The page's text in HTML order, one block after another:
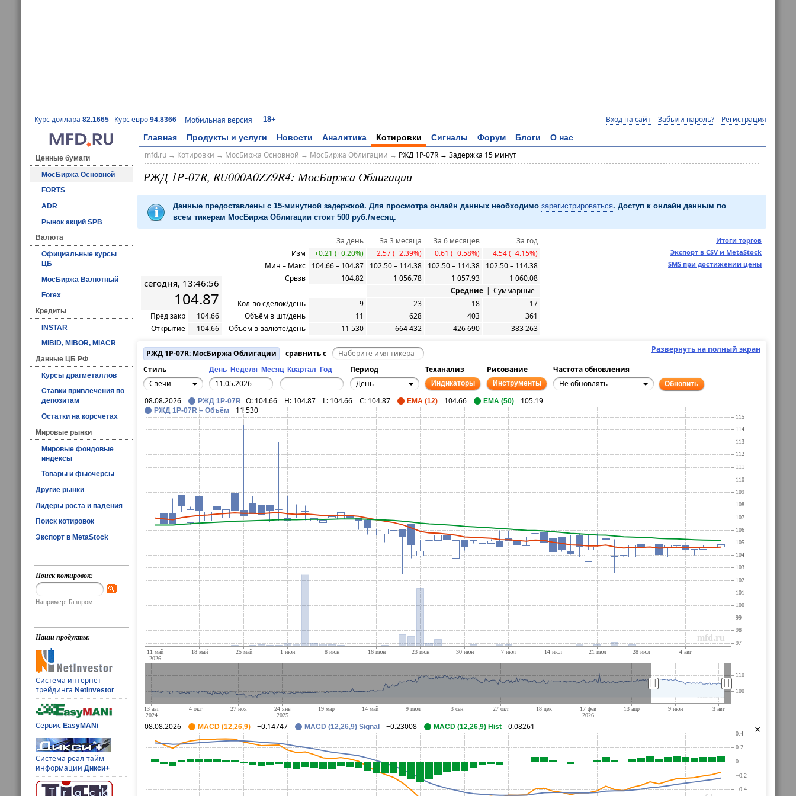
Курс доллара 82.1665 Курс евро 94.8366 Мобильная версия 18+ Вход на сайт Забыли пароль? Регистрация
Главная Продукты и услуги Новости Аналитика Котировки Сигналы Форум Блоги О нас
Ценные бумаги
МосБиржа Основной
FORTS
ADR
Рынок акций SPB
Валюта
Официальные курсы
ЦБ
МосБиржа Валютный
Forex
Кредиты
INSTAR
MIBID, MIBOR, MIACR
Данные ЦБ РФ
Курсы драгметаллов
Ставки привлечения по
депозитам
Остатки на корсчетах
Мировые рынки
Мировые фондовые
индексы
Товары и фьючерсы
Другие рынки
Лидеры роста и падения
Поиск котировок
Экспорт в MetaStock
Поиск котировок:
Например: Газпром
Наши продукты:
Система интернет-
трейдингаNetInvestor
СервисEasyMANi
Система реал-тайм
информацииДикси+
mfd.ru→ Котировки → МосБиржа Основной → МосБиржа Облигации → РЖД 1Р-07R → Задержка 15 минут
РЖД 1Р-07R, RU000A0ZZ9R4: МосБиржа Облигации
Данные предоставлены с 15-минутной задержкой. Для просмотра онлайн данных необходимо зарегистрироваться. Доступ к онлайн данным по
всем тикерам МосБиржа Облигации стоит 500 руб./месяц.
Итоги торгов
Экспорт в CSV и MetaStock
SMS при достижении цены
сегодня, 13:46:56
104.87
Пред закр
104.66
Открытие
104.66
За день За 3 месяца За 6 месяцев
За год
Изм
+0.21 (+0.20%) −2.57 (−2.39%) −0.61 (−0.58%)
−4.54 (−4.15%)
Мин – Макс
104.66 – 104.87 102.50 – 114.38 102.50 – 114.38
102.50 – 114.38
Срвзв
104.82 1 056.78 1 057.93
1 060.08
Средние | Суммарные
Кол-во сделок/день
9 23 18
17
Объём в шт/день
11 628 403
361
Объём в валюте/день
11 530 664 432 426 690 383 263
Развернуть на полный экран
РЖД 1Р-07R: МосБиржа Облигации
сравнить с
Стиль
День Неделя Месяц Квартал Год Период Теханализ Рисование
Частота обновления
Свечи
– День Индикаторы Инструменты Не обновлять Обновить
|| ||
×
08.08.2026 РЖД 1Р-07R O: 104.66 H: 104.87 L: 104.66 C: 104.87 EMA (12) 104.66 EMA (50) 105.19
РЖД 1Р-07R – Объём 11 530
08.08.2026 MACD (12,26,9) −0.14747 MACD (12,26,9) Signal −0.23008 MACD (12,26,9) Hist 0.08261